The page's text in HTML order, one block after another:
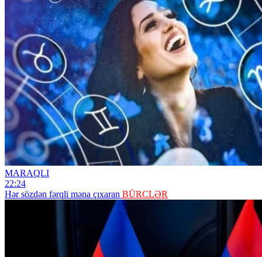
MARAQLI
22:24
Hər sözdən fərqli məna çıxaran BÜRCLƏR